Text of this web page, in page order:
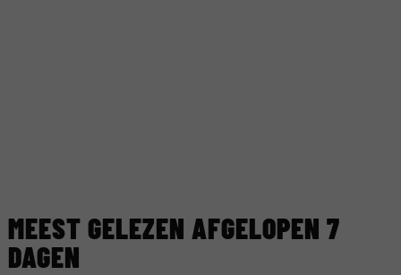
MEEST GELEZEN AFGELOPEN 7
DAGEN